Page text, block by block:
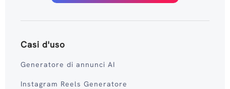
Casi d'uso
Generatore di annunci AI
Instagram Reels Generatore